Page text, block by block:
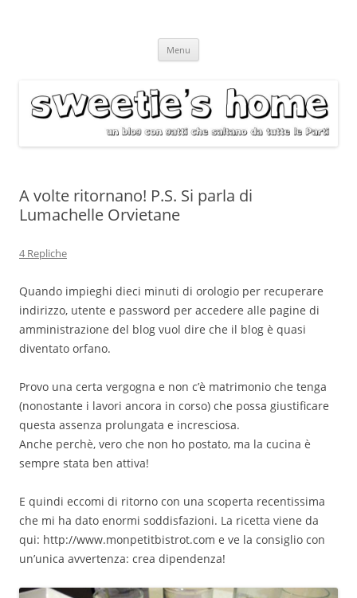
Menu
A volte ritornano! P.S. Si parla di
Lumachelle Orvietane
4 Repliche
Quando impieghi dieci minuti di orologio per recuperare
indirizzo, utente e password per accedere alle pagine di
amministrazione del blog vuol dire che il blog è quasi
diventato orfano.
Provo una certa vergogna e non c’è matrimonio che tenga
(nonostante i lavori ancora in corso) che possa giustificare
questa assenza prolungata e incresciosa.
Anche perchè, vero che non ho postato, ma la cucina è
sempre stata ben attiva!
E quindi eccomi di ritorno con una scoperta recentissima
che mi ha dato enormi soddisfazioni. La ricetta viene da
qui: http://www.monpetitbistrot.com e ve la consiglio con
un’unica avvertenza: crea dipendenza!